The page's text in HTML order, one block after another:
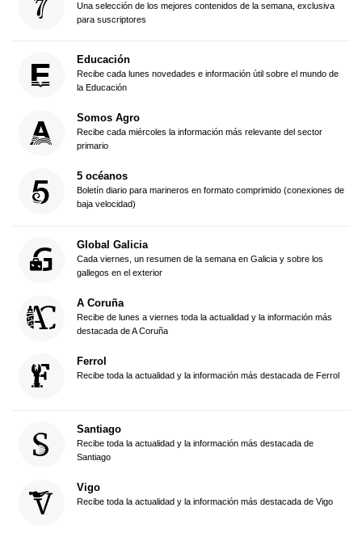
Una selección de los mejores contenidos de la semana, exclusiva
para suscriptores
Educación
Recibe cada lunes novedades e información útil sobre el mundo de
la Educación
Somos Agro
Recibe cada miércoles la información más relevante del sector
primario
5 océanos
Boletín diario para marineros en formato comprimido (conexiones de
baja velocidad)
Global Galicia
Cada viernes, un resumen de la semana en Galicia y sobre los
gallegos en el exterior
A Coruña
Recibe de lunes a viernes toda la actualidad y la información más
destacada de A Coruña
Ferrol
Recibe toda la actualidad y la información más destacada de Ferrol
Santiago
Recibe toda la actualidad y la información más destacada de
Santiago
Vigo
Recibe toda la actualidad y la información más destacada de Vigo